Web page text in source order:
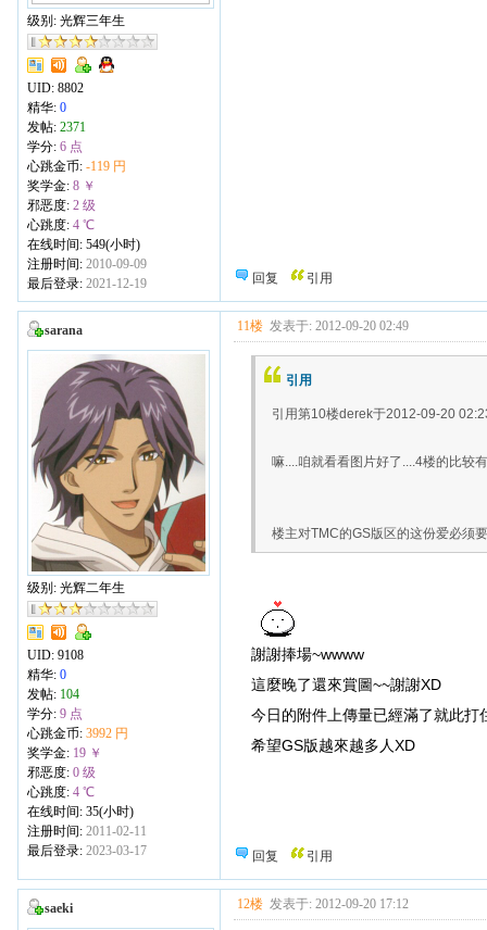
级别: 光辉三年生
UID: 8802
精华: 0
发帖: 2371
学分: 6 点
心跳金币: -119 円
奖学金: 8 ￥
邪恶度: 2 级
心跳度: 4 ℃
在线时间: 549(小时)
注册时间: 2010-09-09
最后登录: 2021-12-19 回复 引用
sarana
级别: 光辉二年生
UID: 9108
精华: 0
发帖: 104
学分: 9 点
心跳金币: 3992 円
奖学金: 19 ￥
邪恶度: 0 级
心跳度: 4 ℃
在线时间: 35(小时)
注册时间: 2011-02-11
最后登录: 2023-03-17
11楼 发表于: 2012-09-20 02:49
引用
引用第10楼derek于2012-09-20
嘛....咱就看看图片好了....4楼的比较
楼主对TMC的GS版区的这份爱必须
謝謝捧場~wwww
這麼晚了還來賞圖~~謝謝XD
今日的附件上傳量已經滿了就此打
希望GS版越來越多人XD
回复 引用
saeki 12楼 发表于: 2012-09-20 17:12